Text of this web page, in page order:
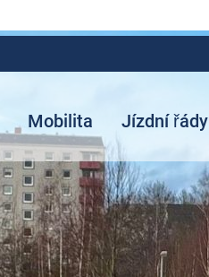
Mobilita Jízdní řády